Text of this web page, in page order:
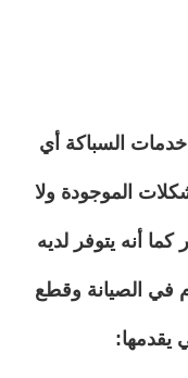
خدمات السباكة أي
الموجودة ولا
أنه يتوفر لديه
في الصيانة وقطع
يقدمها: